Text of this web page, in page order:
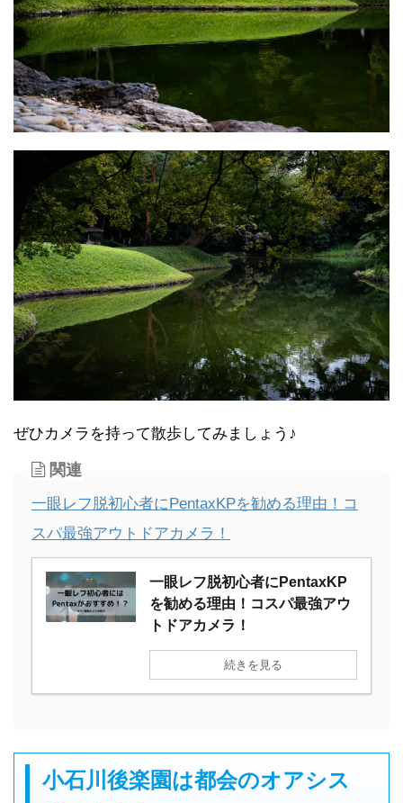
ぜひカメラを持って散歩してみましょう♪
関連
一眼レフ脱初心者にPentaxKPを勧める理由！コ
スパ最強アウトドアカメラ！
一眼レフ脱初心者にPentaxKP
を勧める理由！コスパ最強アウ
トドアカメラ！
続きを見る
小石川後楽園は都会のオアシス